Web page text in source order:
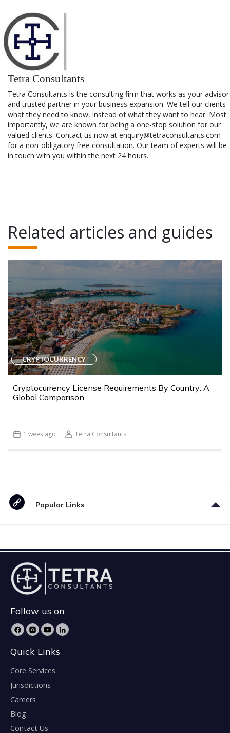
Tetra Consultants
Tetra Consultants is the consulting firm that works as your advisor
and trusted partner in your business expansion. We tell our clients
what they need to know, instead of what they want to hear. Most
importantly, we are known for being a one-stop solution for our
valued clients. Contact us now at enquiry@tetraconsultants.com
for a non-obligatory free consultation. Our team of experts will be
in touch with you within the next 24 hours.
Related articles and guides
CRYPTOCURRENCY
Cryptocurrency License Requirements By Country: A
Global Comparison
1 week ago Tetra Consultants
Popular Links
Follow us on
Quick Links
Core Services
Jurisdictions
Careers
Blog
Contact Us